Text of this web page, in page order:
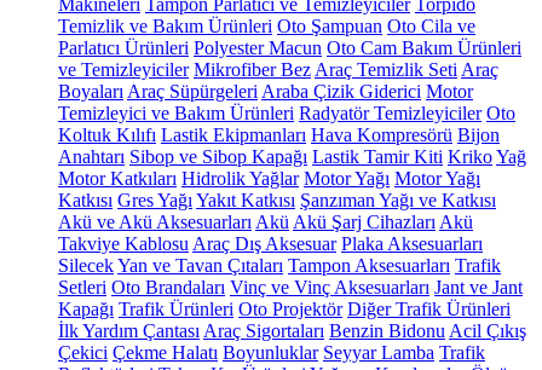
Makineleri Tampon Parlatıcı ve Temizleyiciler Torpido
Temizlik ve Bakım Ürünleri Oto Şampuan Oto Cila ve
Parlatıcı Ürünleri Polyester Macun Oto Cam Bakım Ürünleri
ve Temizleyiciler Mikrofiber Bez Araç Temizlik Seti Araç
Boyaları Araç Süpürgeleri Araba Çizik Giderici Motor
Temizleyici ve Bakım Ürünleri Radyatör Temizleyiciler Oto
Koltuk Kılıfı Lastik Ekipmanları Hava Kompresörü Bijon
Anahtarı Sibop ve Sibop Kapağı Lastik Tamir Kiti KrikoYağ
Motor Katkıları Hidrolik Yağlar Motor Yağı Motor Yağı
Katkısı Gres Yağı Yakıt Katkısı Şanzıman Yağı ve Katkısı
Akü ve Akü Aksesuarları Akü Akü Şarj Cihazları Akü
Takviye Kablosu Araç Dış Aksesuar Plaka Aksesuarları
SilecekYan ve Tavan Çıtaları Tampon Aksesuarları Trafik
Setleri Oto Brandaları Vinç ve Vinç Aksesuarları Jant ve Jant
Kapağı Trafik Ürünleri Oto Projektör Diğer Trafik Ürünleri
İlk Yardım Çantası Araç Sigortaları Benzin Bidonu Acil Çıkış
Çekici Çekme Halatı Boyunluklar Seyyar Lamba Trafik